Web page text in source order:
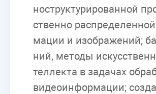
но­струк­ту­ри­ро­ван­ной
ствен­но
ма­ции и изоб­ра­же­ний;
ний, ме­то­ды
тел­лек­та в за­да­чах
ви­део­ин­фор­ма­ции;